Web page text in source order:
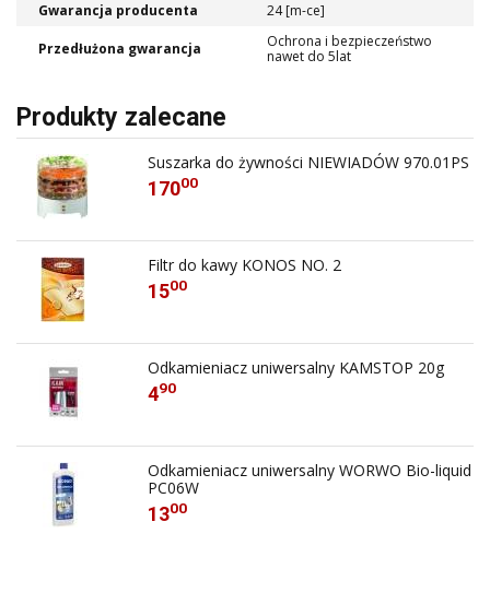
Gwarancja producenta 24 [m-ce]
Przedłużona gwarancja
Ochrona i bezpieczeństwo
nawet do 5lat
Produkty zalecane
Suszarka do żywności NIEWIADÓW 970.01PS
17000
Filtr do kawy KONOS NO. 2
1500
Odkamieniacz uniwersalny KAMSTOP 20g
490
Odkamieniacz uniwersalny WORWO Bio-liquid
PC06W
1300